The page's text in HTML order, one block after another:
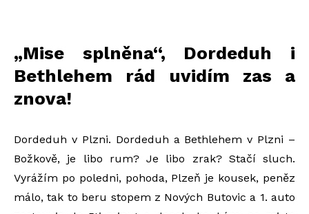
„Mise splněna“, Dordeduh i
Bethlehem rád uvidím zas a
znova!
Dordeduh v Plzni. Dordeduh a Bethlehem v Plzni –
Božkově, je libo rum? Je libo zrak? Stačí sluch.
Vyrážím po poledni, pohoda, Plzeň je kousek, peněz
málo, tak to beru stopem z Nových Butovic a 1. auto